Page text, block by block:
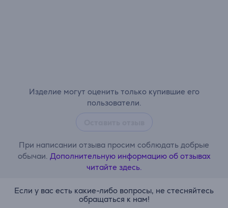
Изделие могут оценить только купившие его
пользователи.
При написании отзыва просим соблюдать добрые
обычаи. Дополнительную информацию об отзывах
читайте здесь.
Если у вас есть какие-либо вопросы, не стесняйтесь
обращаться к нам!